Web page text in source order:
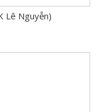
Lê Nguyễn)